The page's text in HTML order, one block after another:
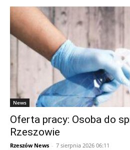
News
Oferta pracy: Osoba do
Rzeszowie
Rzeszów News - 7 sierpnia 2026 06:11